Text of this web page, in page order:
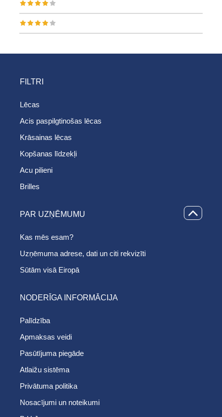
FILTRI
Lēcas
Acis paspilgtinošas lēcas
Krāsainas lēcas
Kopšanas līdzekļi
Acu pilieni
Brilles
PAR UZŅĒMUMU
Kas mēs esam?
Uzņēmuma adrese, dati un citi rekvizīti
Sūtām visā Eiropā
NODERĪGA INFORMĀCIJA
Palīdzība
Apmaksas veidi
Pasūtījuma piegāde
Atlaižu sistēma
Privātuma politika
Nosacījumi un noteikumi